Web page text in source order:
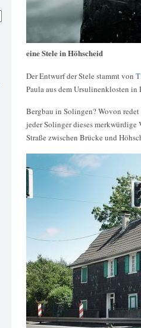
eine Stele in Höhscheid
Der Entwurf der Stele stammt von
Paula aus dem Ursulinenklosten in
Bergbau in Solingen? Wovon
jeder Solinger dieses merkwürdige
Straße zwischen Brücke und